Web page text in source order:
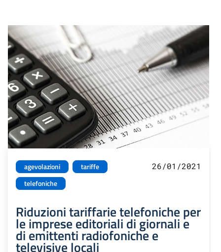
agevolazioni
tariffe
telefoniche
26/01/2021
Riduzioni tariffarie telefoniche per
le imprese editoriali di giornali e
di emittenti radiofoniche e
televisive locali